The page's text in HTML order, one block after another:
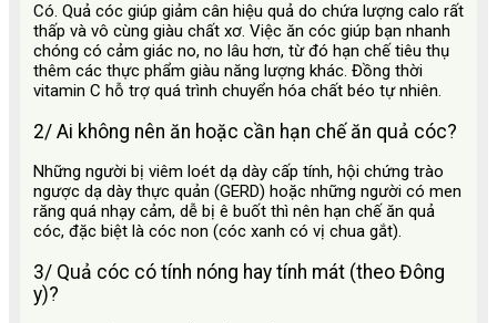
Có. Quả cóc giúp giảm cân hiệu quả do chứa lượng calo rất
thấp và vô cùng giàu chất xơ. Việc ăn cóc giúp bạn nhanh
chóng có cảm giác no, no lâu hơn, từ đó hạn chế tiêu thụ
thêm các thực phẩm giàu năng lượng khác. Đồng thời
vitamin C hỗ trợ quá trình chuyển hóa chất béo tự nhiên.
2/ Ai không nên ăn hoặc cần hạn chế ăn quả cóc?
Những người bị viêm loét dạ dày cấp tính, hội chứng trào
ngược dạ dày thực quản (GERD) hoặc những người có men
răng quá nhạy cảm, dễ bị ê buốt thì nên hạn chế ăn quả
cóc, đặc biệt là cóc non (cóc xanh có vị chua gắt).
3/ Quả cóc có tính nóng hay tính mát (theo Đông
y)?